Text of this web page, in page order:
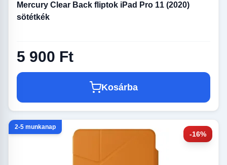
Mercury Clear Back fliptok iPad Pro 11 (2020)
sötétkék
5 900 Ft
Kosárba
-16%
2-5 munkanap